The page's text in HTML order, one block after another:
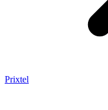
Prixtel